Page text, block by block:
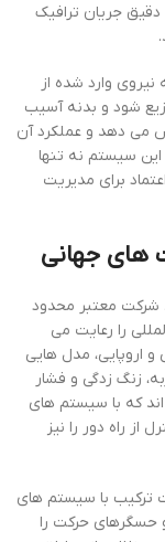
دقیق جریان ترافیک
وارد شده از
شود و بدنه آسیب
می دهد و عملکرد آن
این سیستم نه تنها
برای مدیریت
های جهانی
شرکت معتبر محدود
را رعایت می
و اروپایی، مدل هایی
زنگ زدگی و فشار
که با سیستم های
راه دور را نیز
ترکیب با سیستم های
حسگرهای حرکت را